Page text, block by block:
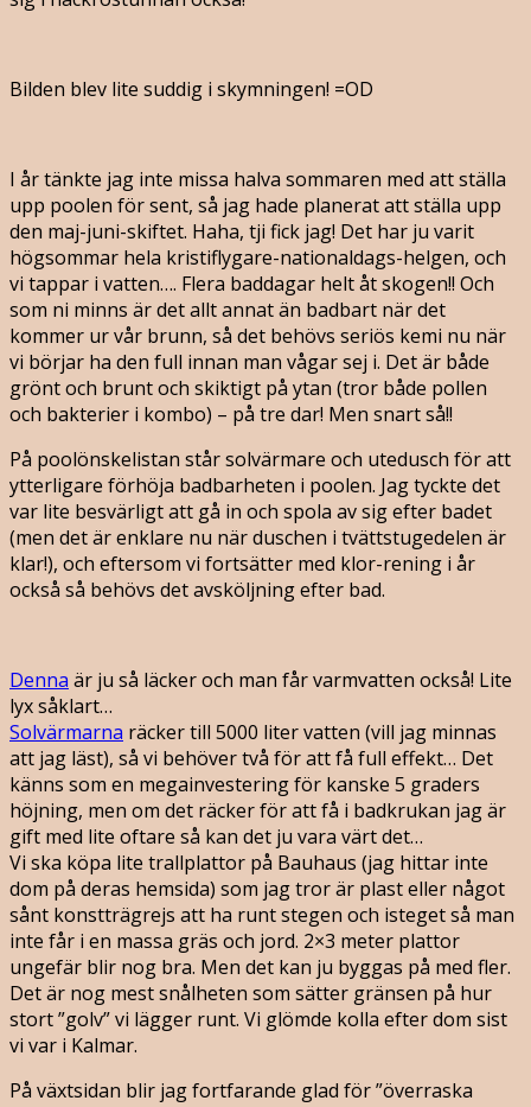
Bilden blev lite suddig i skymningen! =OD
I år tänkte jag inte missa halva sommaren med att ställa
upp poolen för sent, så jag hade planerat att ställa upp
den maj-juni-skiftet. Haha, tji fick jag! Det har ju varit
högsommar hela kristiflygare-nationaldags-helgen, och
vi tappar i vatten…. Flera baddagar helt åt skogen!! Och
som ni minns är det allt annat än badbart när det
kommer ur vår brunn, så det behövs seriös kemi nu när
vi börjar ha den full innan man vågar sej i. Det är både
grönt och brunt och skiktigt på ytan (tror både pollen
och bakterier i kombo) – på tre dar! Men snart så!!
På poolönskelistan står solvärmare och utedusch för att
ytterligare förhöja badbarheten i poolen. Jag tyckte det
var lite besvärligt att gå in och spola av sig efter badet
(men det är enklare nu när duschen i tvättstugedelen är
klar!), och eftersom vi fortsätter med klor-rening i år
också så behövs det avsköljning efter bad.
Denna är ju så läcker och man får varmvatten också! Lite
lyx såklart…
Solvärmarna räcker till 5000 liter vatten (vill jag minnas
att jag läst), så vi behöver två för att få full effekt… Det
känns som en megainvestering för kanske 5 graders
höjning, men om det räcker för att få i badkrukan jag är
gift med lite oftare så kan det ju vara värt det…
Vi ska köpa lite trallplattor på Bauhaus (jag hittar inte
dom på deras hemsida) som jag tror är plast eller något
sånt konstträgrejs att ha runt stegen och isteget så man
inte får i en massa gräs och jord. 2×3 meter plattor
ungefär blir nog bra. Men det kan ju byggas på med fler.
Det är nog mest snålheten som sätter gränsen på hur
stort ”golv” vi lägger runt. Vi glömde kolla efter dom sist
vi var i Kalmar.
På växtsidan blir jag fortfarande glad för ”överraska